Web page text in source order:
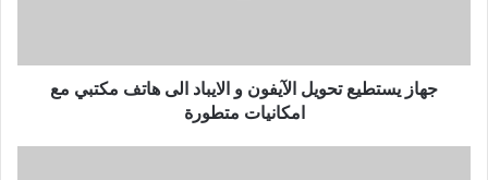
مكتبي
جهاز يستطيع تحويل الآيفون و الايباد الى هاتف مكتبي مع
امكانيات متطورة